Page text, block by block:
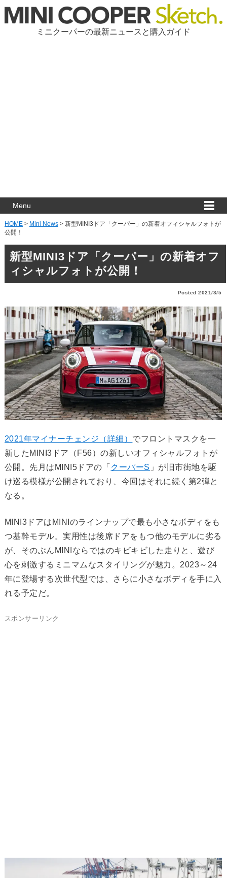
ミニクーパーの最新ニュースと購入ガイド
Menu
HOME> Mini News> 新型MINI3ドア「クーパー」の新着オフィシャルフォトが
公開！
新型MINI3ドア「クーパー」の新着オフ
ィシャルフォトが公開！
Posted 2021/3/5
2021年マイナーチェンジ（詳細） でフロントマスクを一
新したMINI3ドア（F56）の新しいオフィシャルフォトが
公開。先月はMINI5ドアの「 クーパーS 」が旧市街地を駆
け巡る模様が公開されており、今回はそれに続く第2弾と
なる。
MINI3ドアはMINIのラインナップで最も小さなボディをも
つ基幹モデル。実用性は後席ドアをもつ他のモデルに劣る
が、そのぶんMINIならではのキビキビした走りと、遊び
心を刺激するミニマムなスタイリングが魅力。2023～24
年に登場する次世代型では、さらに小さなボディを手に入
れる予定だ。
スポンサーリンク